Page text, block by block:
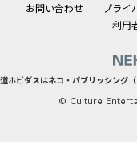
お問い合わせ プライ
利用
ホビダスはネコ・パブリッシング
© Culture